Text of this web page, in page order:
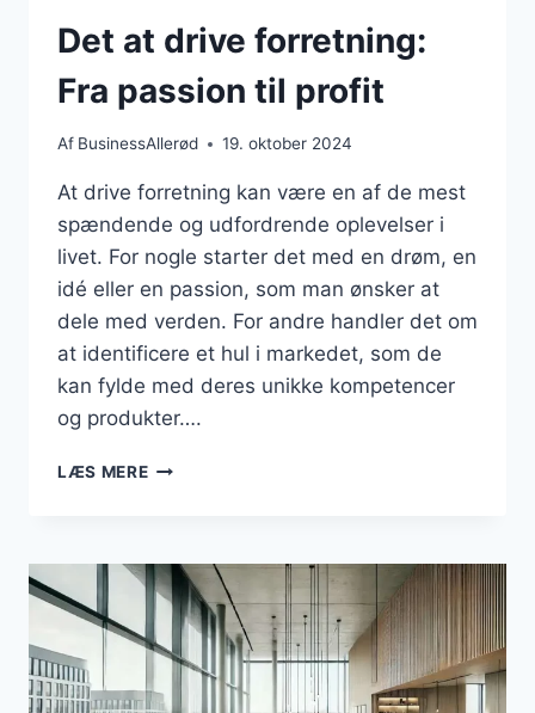
Det at drive forretning:
Fra passion til profit
Af BusinessAllerød 19. oktober 2024
At drive forretning kan være en af de mest
spændende og udfordrende oplevelser i
livet. For nogle starter det med en drøm, en
idé eller en passion, som man ønsker at
dele med verden. For andre handler det om
at identificere et hul i markedet, som de
kan fylde med deres unikke kompetencer
og produkter….
LÆS MEREDET
FRA
PASSION
TIL
PROFIT